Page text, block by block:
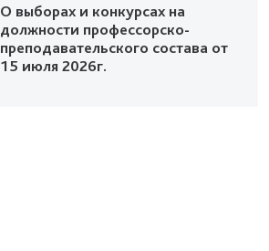
О выборах и конкурсах на
должности профессорско-
преподавательского состава от
15 июля 2026г.